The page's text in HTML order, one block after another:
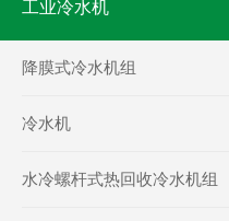
工业冷水机
降膜式冷水机组
冷水机
水冷螺杆式热回收冷水机组